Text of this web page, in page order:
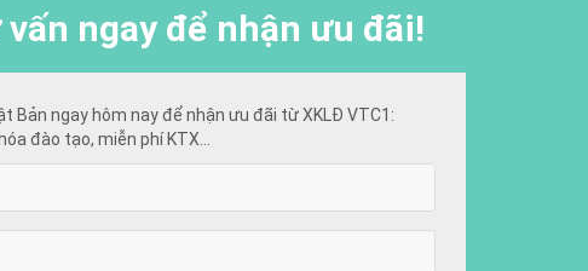
ngay để nhận ưu đãi!
Bản ngay hôm nay để nhận ưu đãi từ XKLĐ VTC1:
đào tạo, miễn phí KTX...